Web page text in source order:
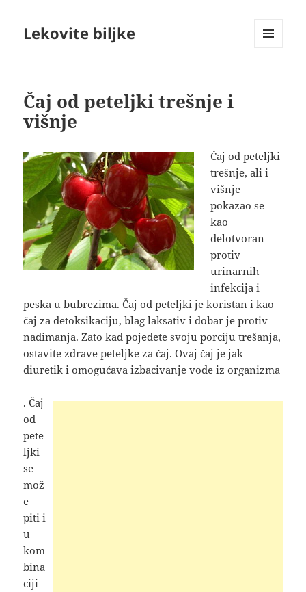
Lekovite biljke
Čaj od peteljki trešnje i
višnje
Čaj od peteljki
trešnje, ali i
višnje
pokazao se
kao
delotvoran
protiv
urinarnih
infekcija i
peska u bubrezima. Čaj od peteljki je koristan i kao
čaj za detoksikaciju, blag laksativ i dobar je protiv
nadimanja. Zato kad pojedete svoju porciju trešanja,
ostavite zdrave peteljke za čaj. Ovaj čaj je jak
diuretik i omogućava izbacivanje vode iz organizma
. Čaj
od
pete
ljki
se
mož
e
piti i
u
kom
bina
ciji